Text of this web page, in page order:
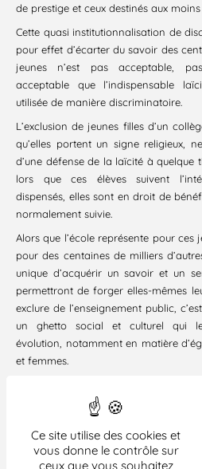
Ce site utilise des cookies et
vous donne le contrôle sur
ceux que vous souhaitez
de prestige et ceux destinés aux
Cette quasi institutionnalisation de
pour effet d’écarter du savoir des
jeunes n’est pas acceptable,
acceptable que l’indispensable
utilisée de manière discriminatoire.
L’exclusion de jeunes filles d’un
qu’elles portent un signe religieux,
d’une défense de la laïcité à quelque
lors que ces élèves suivent
dispensés, elles sont en droit de
normalement suivie.
Alors que l’école représente pour ces
pour des centaines de milliers
unique d’acquérir un savoir et un
permettront de forger elles-mêmes
exclure de l’enseignement public,
un ghetto social et culturel qui
évolution, notamment en matière
et femmes.
Si on doit tout faire pour tenter de
de cette nature par le dialogue et la
corps enseignant doit toujours
processus, il reste que l’exclusion de
pas la bonne solution.